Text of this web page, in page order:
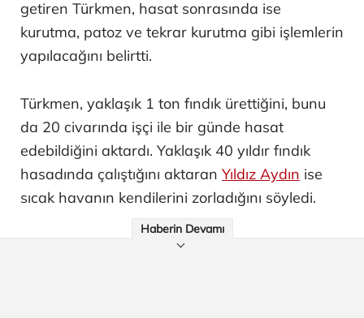
getiren Türkmen, hasat sonrasında ise
kurutma, patoz ve tekrar kurutma gibi işlemlerin
yapılacağını belirtti.
Türkmen, yaklaşık 1 ton fındık ürettiğini, bunu
da 20 civarında işçi ile bir günde hasat
edebildiğini aktardı. Yaklaşık 40 yıldır fındık
hasadında çalıştığını aktaran Yıldız Aydın ise
sıcak havanın kendilerini zorladığını söyledi.
Haberin Devamı